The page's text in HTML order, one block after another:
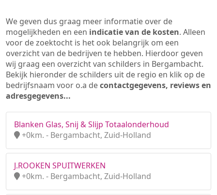
We geven dus graag meer informatie over de
mogelijkheden en een indicatie van de kosten. Alleen
voor de zoektocht is het ook belangrijk om een
overzicht van de bedrijven te hebben. Hierdoor geven
wij graag een overzicht van schilders in Bergambacht.
Bekijk hieronder de schilders uit de regio en klik op de
bedrijfsnaam voor o.a decontactgegevens, reviews en
adresgegevens...
Blanken Glas, Snij & Slijp Totaalonderhoud
+0km. - Bergambacht, Zuid-Holland
J.ROOKEN SPUITWERKEN
+0km. - Bergambacht, Zuid-Holland